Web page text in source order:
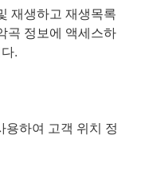
재생하고 재생목록
곡 정보에 액세스하
.
하여 고객 위치 정